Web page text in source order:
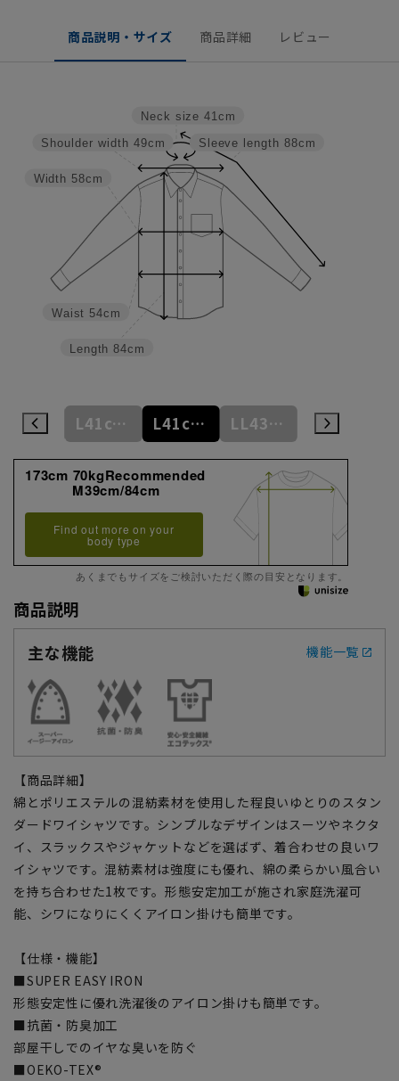
商品説明・サイズ 商品詳細 レビュー
Sleeve length 88cm
Neck size 41cm
Length 84cm
Waist 54cm
Width 58cm
Shoulder width 49cm
L41cm/84cm L41cm/86cm L41cm/88cm LL43cm/82cm
173cm 70kgRecommended
M39cm/84cm
Find out more on your
body type
あくまでもサイズをご検討いただく際の目安となります。
商品説明
主な機能
機能一覧
【商品詳細】
綿とポリエステルの混紡素材を使用した程良いゆとりのスタン
ダードワイシャツです。シンプルなデザインはスーツやネクタ
イ、スラックスやジャケットなどを選ばず、着合わせの良いワ
イシャツです。混紡素材は強度にも優れ、綿の柔らかい風合い
を持ち合わせた1枚です。形態安定加工が施され家庭洗濯可
能、シワになりにくくアイロン掛けも簡単です。
【仕様・機能】
■SUPER EASY IRON
形態安定性に優れ洗濯後のアイロン掛けも簡単です。
■抗菌・防臭加工
部屋干しでのイヤな臭いを防ぐ
■OEKO-TEX®